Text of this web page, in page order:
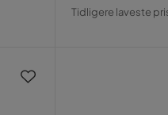
Pris
Original
Tidligere laveste